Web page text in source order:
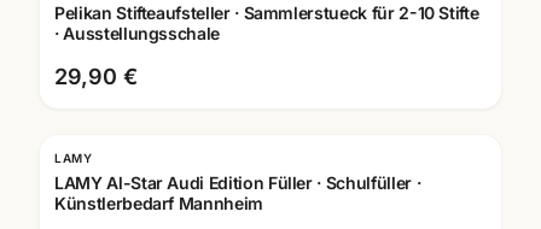
Pelikan Stifteaufsteller · Sammlerstueck für 2-10 Stifte
· Ausstellungsschale
29,90 €
Gravur
LAMY
LAMY Al-Star Audi Edition Füller · Schulfüller ·
Künstlerbedarf Mannheim